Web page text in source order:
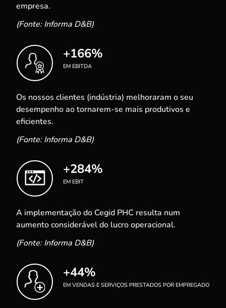
empresa.
(Fonte: Informa D&B)
+166%
EM EBITDA
Os nossos clientes (indústria) melhoraram o seu
desempenho ao tornarem-se mais produtivos e
eficientes.
(Fonte: Informa D&B)
+284%
EM EBIT
A implementação do Cegid PHC resulta num
aumento considerável do lucro operacional.
(Fonte: Informa D&B)
+44%
EM VENDAS E SERVIÇOS PRESTADOS POR EMPREGADO